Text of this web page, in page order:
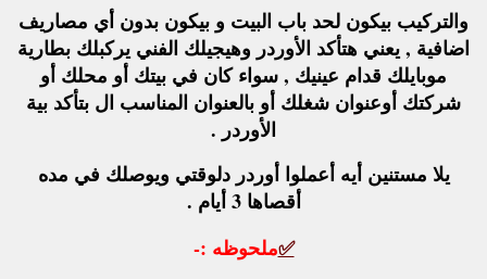
والتركيب بيكون لحد باب البيت و بيكون بدون أي مصاريف
اضافية , يعني هتأكد الأوردر وهيجيلك الفني يركبلك بطارية
موبايلك قدام عينيك , سواء كان في بيتك أو محلك أو
شركتك أوعنوان شغلك أو بالعنوان المناسب ال بتأكد بية
الأوردر .
يلا مستنين أيه أعملوا أوردر دلوقتي ويوصلك في مده
أقصاها 3 أيام .
✅ملحوظه :-